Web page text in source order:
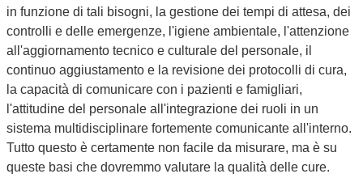
in funzione di tali bisogni, la gestione dei tempi di attesa, dei
controlli e delle emergenze, l'igiene ambientale, l'attenzione
all'aggiornamento tecnico e culturale del personale, il
continuo aggiustamento e la revisione dei protocolli di cura,
la capacità di comunicare con i pazienti e famigliari,
l'attitudine del personale all'integrazione dei ruoli in un
sistema multidisciplinare fortemente comunicante all'interno.
Tutto questo è certamente non facile da misurare, ma è su
queste basi che dovremmo valutare la qualità delle cure.